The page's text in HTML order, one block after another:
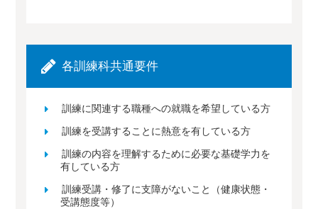
各訓練科共通要件
訓練に関連する職種への就職を希望している方
訓練を受講することに熱意を有している方
訓練の内容を理解するために必要な基礎学力を
有している方
訓練受講・修了に支障がないこと（健康状態・
受講態度等）